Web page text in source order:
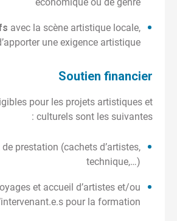
avec la scène artistique locale,
une exigence artistique
Soutien financier
pour les projets artistiques et
culturels sont les suivantes :
prestation (cachets d’artistes,
technique,…)
et accueil d’artistes et/ou
pour la formation